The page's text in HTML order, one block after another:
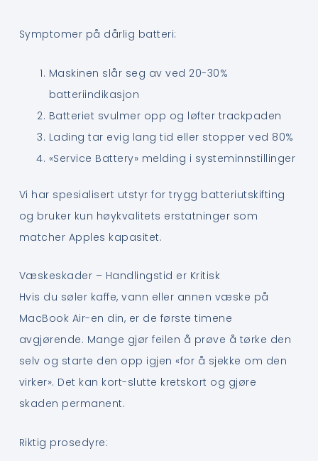
Symptomer på dårlig batteri:
Maskinen slår seg av ved 20-30%
batteriindikasjon
Batteriet svulmer opp og løfter trackpaden
Lading tar evig lang tid eller stopper ved 80%
«Service Battery» melding i systeminnstillinger
Vi har spesialisert utstyr for trygg batteriutskifting
og bruker kun høykvalitets erstatninger som
matcher Apples kapasitet.
Væskeskader – Handlingstid er Kritisk
Hvis du søler kaffe, vann eller annen væske på
MacBook Air-en din, er de første timene
avgjørende. Mange gjør feilen å prøve å tørke den
selv og starte den opp igjen «for å sjekke om den
virker». Det kan kort-slutte kretskort og gjøre
skaden permanent.
Riktig prosedyre: